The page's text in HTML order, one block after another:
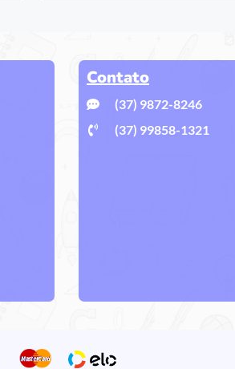
Contato
(37) 9872-8246
(37) 99858-1321